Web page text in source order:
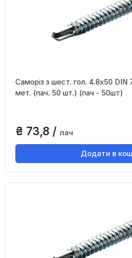
Саморіз з шест. гол. 4.8х50 DIN
мет. (пач. 50 шт.) (пач - 50шт)
₴ 73,8 / пач
Додати в